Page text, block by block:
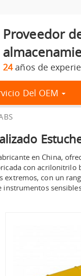
Proveedor
24años de
Del OEM
en China,
con acrilonitrilo
con un